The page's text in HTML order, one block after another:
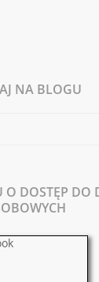
NA BLOGU
O DOSTĘP DO